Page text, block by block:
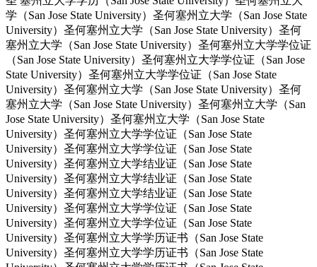
学（San Jose State University）圣何塞州立大学（San Jose State
University）圣何塞州立大学（San Jose State University）圣何
塞州立大学（San Jose State University）圣何塞州立大学学位证
（San Jose State University）圣何塞州立大学学位证（San Jose
State University）圣何塞州立大学学位证（San Jose State
University）圣何塞州立大学（San Jose State University）圣何
塞州立大学（San Jose State University）圣何塞州立大学（San
Jose State University）圣何塞州立大学（San Jose State
University）圣何塞州立大学学位证（San Jose State
University）圣何塞州立大学学位证（San Jose State
University）圣何塞州立大学结业证（San Jose State
University）圣何塞州立大学结业证（San Jose State
University）圣何塞州立大学结业证（San Jose State
University）圣何塞州立大学学位证（San Jose State
University）圣何塞州立大学学位证（San Jose State
University）圣何塞州立大学学历证书（San Jose State
University）圣何塞州立大学学历证书（San Jose State